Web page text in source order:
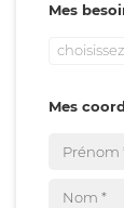
Mes
Mes